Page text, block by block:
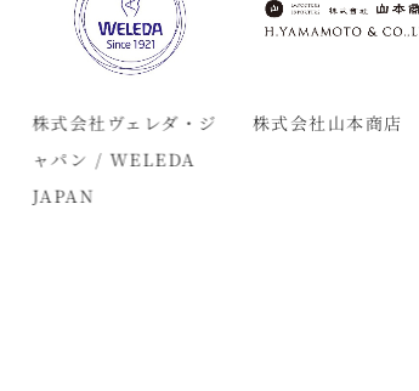
株式会社ヴェレダ・ジ
ャパン / WELEDA
JAPAN
株式会社山本商店